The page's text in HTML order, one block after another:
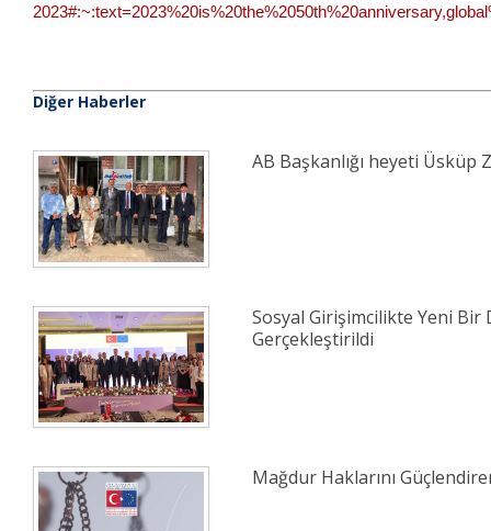
Diğer Haberler
AB Başkanlığı heyeti Üsküp
Sosyal Girişimcilikte Yeni Bir
Gerçekleştirildi
Mağdur Haklarını